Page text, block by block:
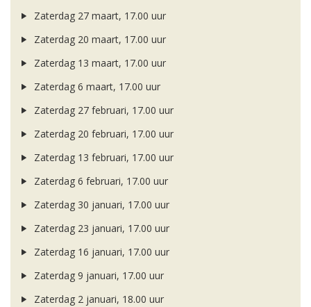
Zaterdag 27 maart, 17.00 uur
Zaterdag 20 maart, 17.00 uur
Zaterdag 13 maart, 17.00 uur
Zaterdag 6 maart, 17.00 uur
Zaterdag 27 februari, 17.00 uur
Zaterdag 20 februari, 17.00 uur
Zaterdag 13 februari, 17.00 uur
Zaterdag 6 februari, 17.00 uur
Zaterdag 30 januari, 17.00 uur
Zaterdag 23 januari, 17.00 uur
Zaterdag 16 januari, 17.00 uur
Zaterdag 9 januari, 17.00 uur
Zaterdag 2 januari, 18.00 uur